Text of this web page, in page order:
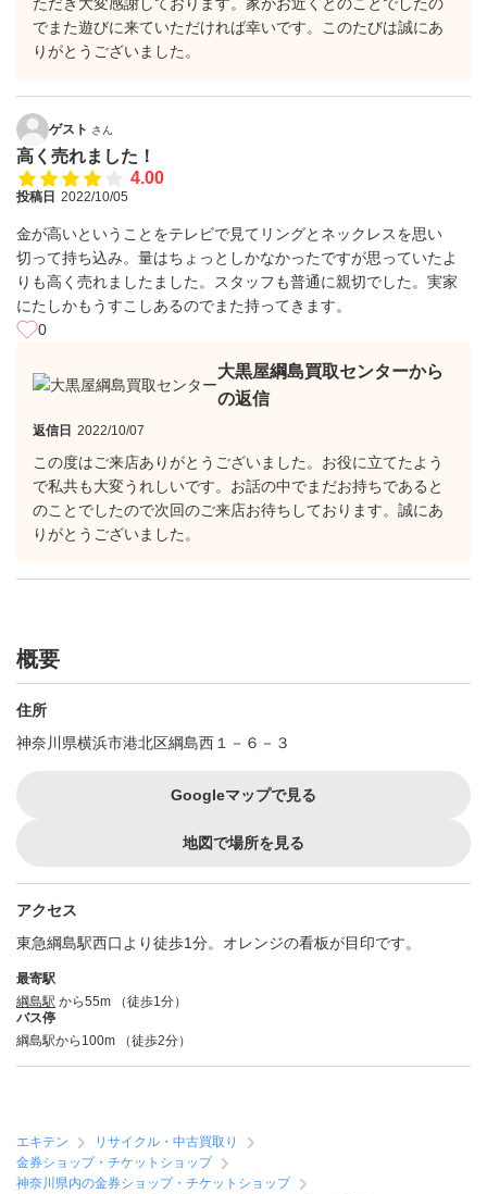
でまた遊びに来ていただければ幸いです。このたびは誠にあ
りがとうございました。
ゲスト さん
高く売れました！
4.00
投稿日 2022/10/05
金が高いということをテレビで見てリングとネックレスを思い
切って持ち込み。量はちょっとしかなかったですが思っていたよ
りも高く売れましたました。スタッフも普通に親切でした。実家
にたしかもうすこしあるのでまた持ってきます。
0
大黒屋綱島買取センターから
の返信
返信日 2022/10/07
この度はご来店ありがとうございました。お役に立てたよう
で私共も大変うれしいです。お話の中でまだお持ちであると
のことでしたので次回のご来店お待ちしております。誠にあ
りがとうございました。
概要
住所
神奈川県横浜市港北区綱島西１－６－３
Googleマップで見る
地図で場所を見る
アクセス
東急綱島駅西口より徒歩1分。オレンジの看板が目印です。
最寄駅
綱島駅 から55m （徒歩1分）
バス停
綱島駅から100m （徒歩2分）
エキテン
リサイクル・中古買取り
金券ショップ・チケットショップ
神奈川県内の金券ショップ・チケットショップ